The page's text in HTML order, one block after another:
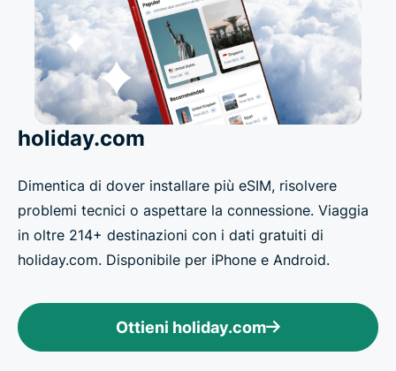
holiday.com
Dimentica di dover installare più eSIM, risolvere
problemi tecnici o aspettare la connessione. Viaggia
in oltre 214+ destinazioni con i dati gratuiti di
holiday.com. Disponibile per iPhone e Android.
Ottieni holiday.com